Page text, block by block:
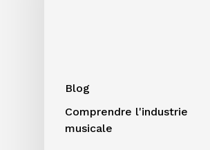
Blog
Comprendre l'industrie
musicale